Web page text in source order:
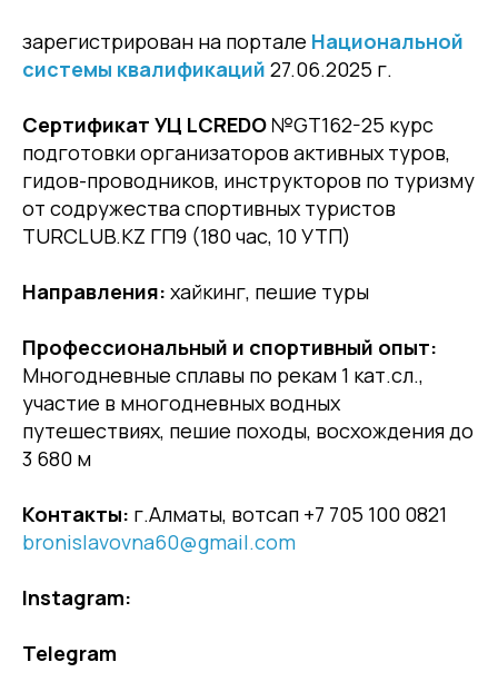
зарегистрирован на портале Национальной
системы квалификаций 27.06.2025 г.
Сертификат УЦ LCREDO №GT162-25 курс
подготовки организаторов активных туров,
гидов-проводников, инструкторов по туризму
от содружества спортивных туристов
TURCLUB.KZ ГП9 (180 час, 10 УТП)
Направления: хайкинг, пешие туры
Профессиональный и спортивный опыт:
Многодневные сплавы по рекам 1 кат.сл.,
участие в многодневных водных
путешествиях, пешие походы, восхождения до
3 680 м
Контакты: г.Алматы, вотсап +7 705 100 0821
bronislavovna60@gmail.com
Instagram:
Telegram